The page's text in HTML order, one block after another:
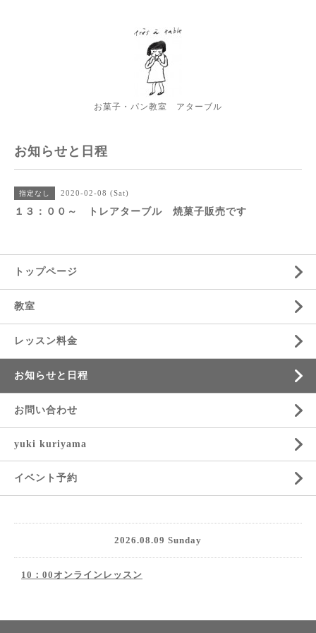
お菓子・パン教室 アターブル
お知らせと日程
指定なし 2020-02-08 (Sat)
１３：００～ トレアターブル 焼菓子販売です
トップページ
教室
レッスン料金
お知らせと日程
お問い合わせ
yuki kuriyama
イベント予約
2026.08.09 Sunday
10：00オンラインレッスン